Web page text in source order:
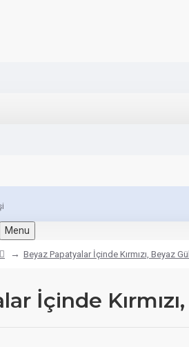
Menu
Beyaz Papatyalar İçinde Kırmızı, Beyaz
İçinde